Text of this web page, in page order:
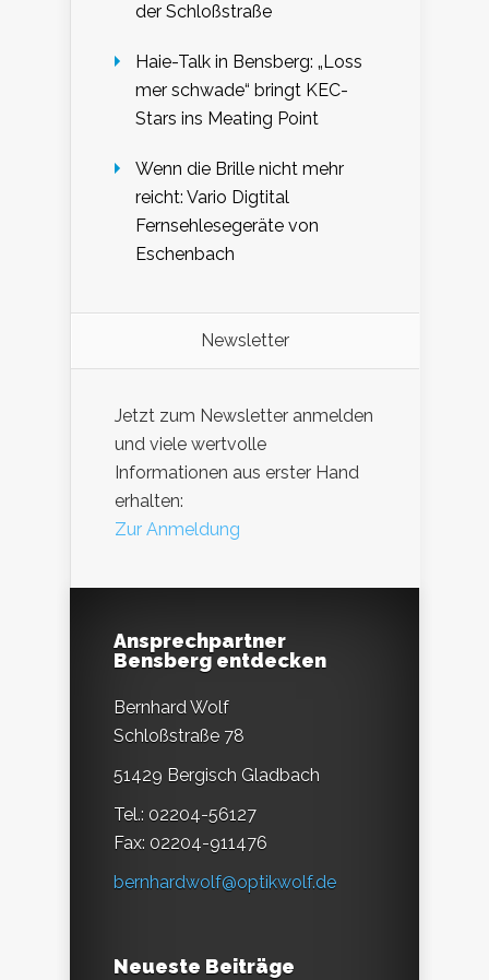
der Schloßstraße
Haie-Talk in Bensberg: „Loss
mer schwade“ bringt KEC-
Stars ins Meating Point
Wenn die Brille nicht mehr
reicht: Vario Digtital
Fernsehlesegeräte von
Eschenbach
Newsletter
Jetzt zum Newsletter anmelden
und viele wertvolle
Informationen aus erster Hand
erhalten:
Zur Anmeldung
Ansprechpartner
Bensberg entdecken
Bernhard Wolf
Schloßstraße 78
51429 Bergisch Gladbach
Tel.: 02204-56127
Fax: 02204-911476
bernhardwolf@optikwolf.de
Neueste Beiträge